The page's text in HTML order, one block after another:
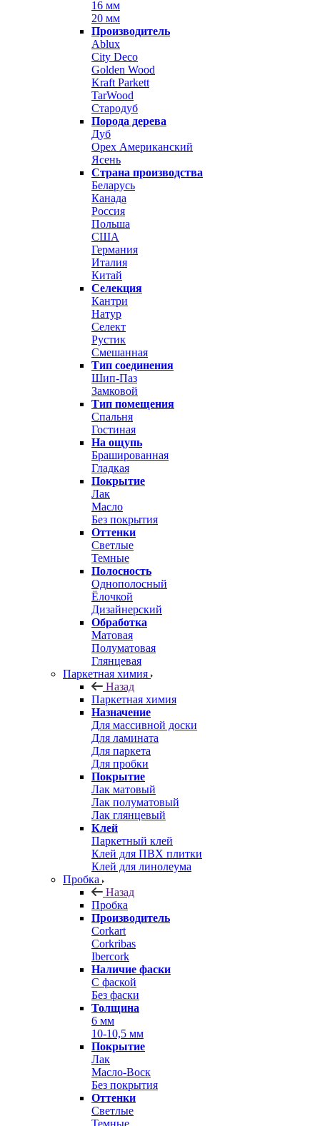
16 мм
20 мм
Производитель
Ablux
City Deco
Golden Wood
Kraft Parkett
TarWood
Стародуб
Порода дерева
Дуб
Орех Американский
Ясень
Страна производства
Беларусь
Канада
Россия
Польша
США
Германия
Италия
Китай
Селекция
Кантри
Натур
Селект
Рустик
Смешанная
Тип соединения
Шип-Паз
Замковой
Тип помещения
Спальня
Гостиная
На ощупь
Брашированная
Гладкая
Покрытие
Лак
Масло
Без покрытия
Оттенки
Светлые
Темные
Полосность
Однополосный
Ёлочкой
Дизайнерский
Обработка
Матовая
Полуматовая
Глянцевая
Паркетная химия
Назад
Паркетная химия
Назначение
Для массивной доски
Для ламината
Для паркета
Для пробки
Покрытие
Лак матовый
Лак полуматовый
Лак глянцевый
Клей
Паркетный клей
Клей для ПВХ плитки
Клей для линолеума
Пробка
Назад
Пробка
Производитель
Corkart
Corkribas
Ibercork
Наличие фаски
С фаской
Без фаски
Толщина
6 мм
10-10,5 мм
Покрытие
Лак
Масло-Воск
Без покрытия
Оттенки
Светлые
Темные